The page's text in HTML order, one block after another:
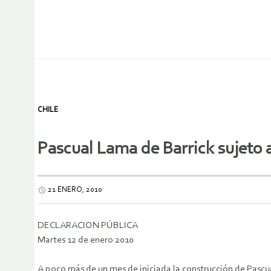
CHILE
Pascual Lama de Barrick sujeto
21 ENERO, 2010
DECLARACION PÚBLICA
Martes 12 de enero 2010